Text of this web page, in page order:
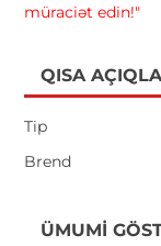
müraciət edin!"
QISA
Tip
Brend
ÜMUMI